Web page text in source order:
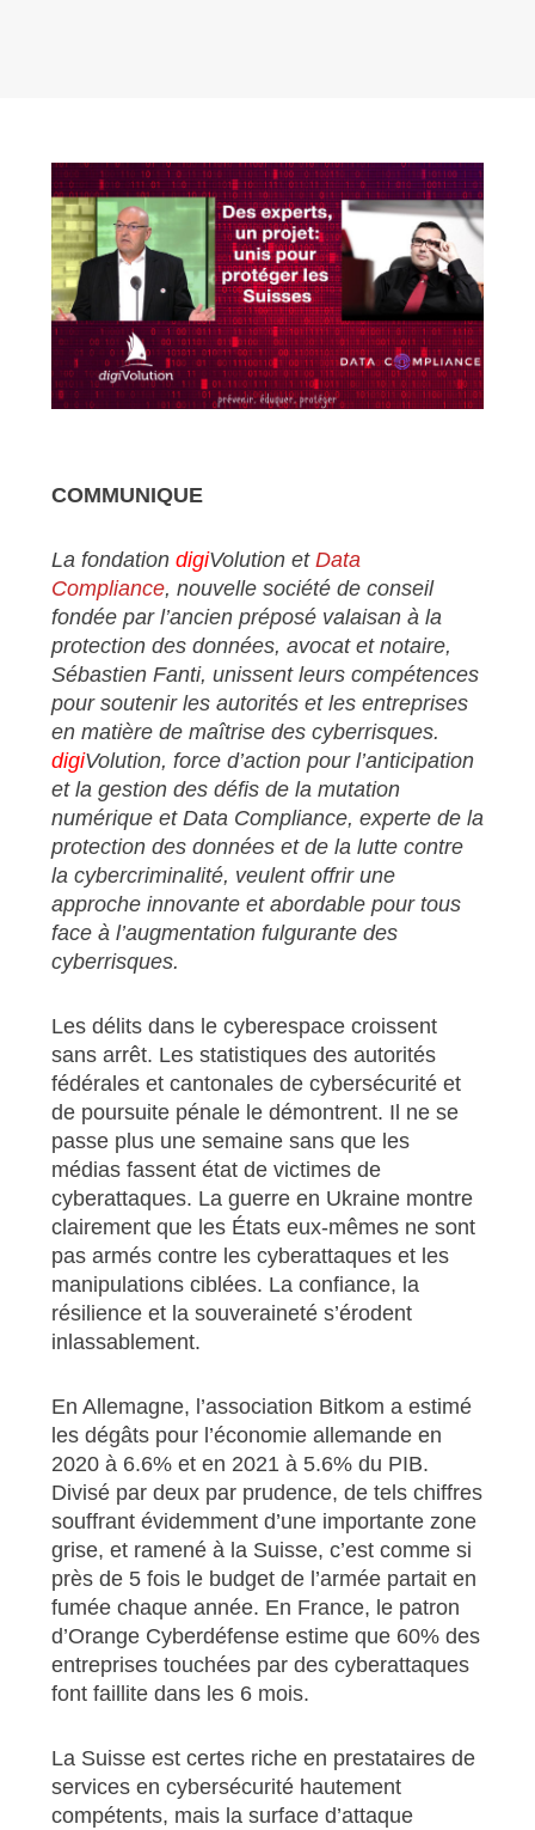
COMMUNIQUE
La fondation digiVolution et Data
Compliance, nouvelle société de conseil
fondée par l’ancien préposé valaisan à la
protection des données, avocat et notaire,
Sébastien Fanti, unissent leurs compétences
pour soutenir les autorités et les entreprises
en matière de maîtrise des cyberrisques.
digiVolution, force d’action pour l’anticipation
et la gestion des défis de la mutation
numérique et Data Compliance, experte de la
protection des données et de la lutte contre
la cybercriminalité, veulent offrir une
approche innovante et abordable pour tous
face à l’augmentation fulgurante des
cyberrisques.
Les délits dans le cyberespace croissent
sans arrêt. Les statistiques des autorités
fédérales et cantonales de cybersécurité et
de poursuite pénale le démontrent. Il ne se
passe plus une semaine sans que les
médias fassent état de victimes de
cyberattaques. La guerre en Ukraine montre
clairement que les États eux-mêmes ne sont
pas armés contre les cyberattaques et les
manipulations ciblées. La confiance, la
résilience et la souveraineté s’érodent
inlassablement.
En Allemagne, l’association Bitkom a estimé
les dégâts pour l’économie allemande en
2020 à 6.6% et en 2021 à 5.6% du PIB.
Divisé par deux par prudence, de tels chiffres
souffrant évidemment d’une importante zone
grise, et ramené à la Suisse, c’est comme si
près de 5 fois le budget de l’armée partait en
fumée chaque année. En France, le patron
d’Orange Cyberdéfense estime que 60% des
entreprises touchées par des cyberattaques
font faillite dans les 6 mois.
La Suisse est certes riche en prestataires de
services en cybersécurité hautement
compétents, mais la surface d’attaque